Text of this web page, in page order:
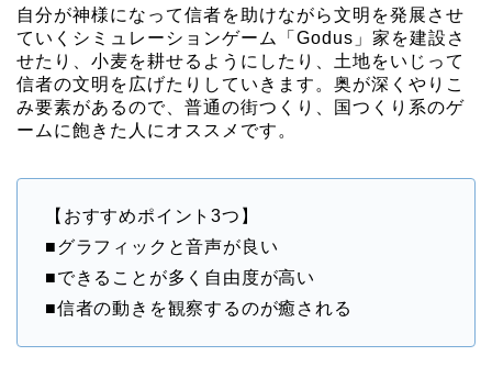
自分が神様になって信者を助けながら文明を発展させ
ていくシミュレーションゲーム「Godus」家を建設さ
せたり、小麦を耕せるようにしたり、土地をいじって
信者の文明を広げたりしていきます。奥が深くやりこ
み要素があるので、普通の街つくり、国つくり系のゲ
ームに飽きた人にオススメです。
【おすすめポイント3つ】
■グラフィックと音声が良い
■できることが多く自由度が高い
■信者の動きを観察するのが癒される